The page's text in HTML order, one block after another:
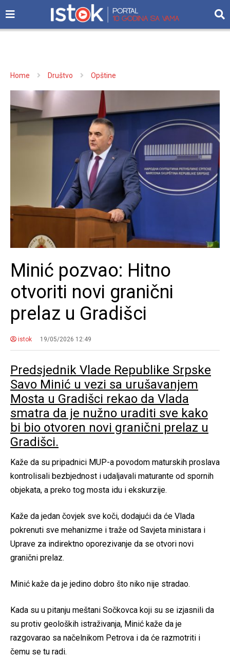
Home Društvo Opštine
Minić pozvao: Hitno
otvoriti novi granični
prelaz u Gradišci
istok 19/05/2026 12:49
Predsjednik Vlade Republike Srpske
Savo Minić u vezi sa urušavanjem
Mosta u Gradišci rekao da Vlada
smatra da je nužno uraditi sve kako
bi bio otvoren novi granični prelaz u
Gradišci.
Kaže da su pripadnici MUP-a povodom maturskih proslava
kontrolisali bezbjednost i udaljavali maturante od spornih
objekata, a preko tog mosta idu i ekskurzije.
Kaže da jedan čovjek sve koči, dodajući da će Vlada
pokrenuti sve mehanizme i traže od Savjeta ministara i
Uprave za indirektno oporezivanje da se otvori novi
granični prelaz.
Minić kaže da je jedino dobro što niko nije stradao.
Kada su u pitanju meštani Sočkovca koji su se izjasnili da
su protiv geoloških istraživanja, Minić kaže da je
razgovarao sa načelnikom Petrova i da će razmotriti i
čemu se tu radi.